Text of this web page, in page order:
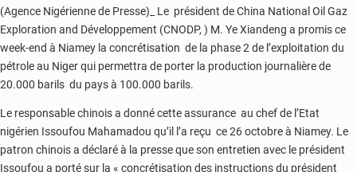
(Agence Nigérienne de Presse)_ Le président de China National Oil Gaz
Exploration and Développement (CNODP, ) M. Ye Xiandeng a promis ce
week-end à Niamey la concrétisation de la phase 2 de l’exploitation du
pétrole au Niger qui permettra de porter la production journalière de
20.000 barils du pays à 100.000 barils.
Le responsable chinois a donné cette assurance au chef de l’Etat
nigérien Issoufou Mahamadou qu’il l’a reçu ce 26 octobre à Niamey. Le
patron chinois a déclaré à la presse que son entretien avec le président
Issoufou a porté sur la « concrétisation des instructions du président